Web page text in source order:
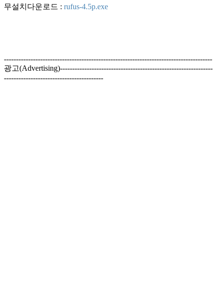
무설치다운로드 : rufus-4.5p.exe
--------------------------------------------------------------------------------------
광고(Advertising)---------------------------------------------------------------
-----------------------------------------